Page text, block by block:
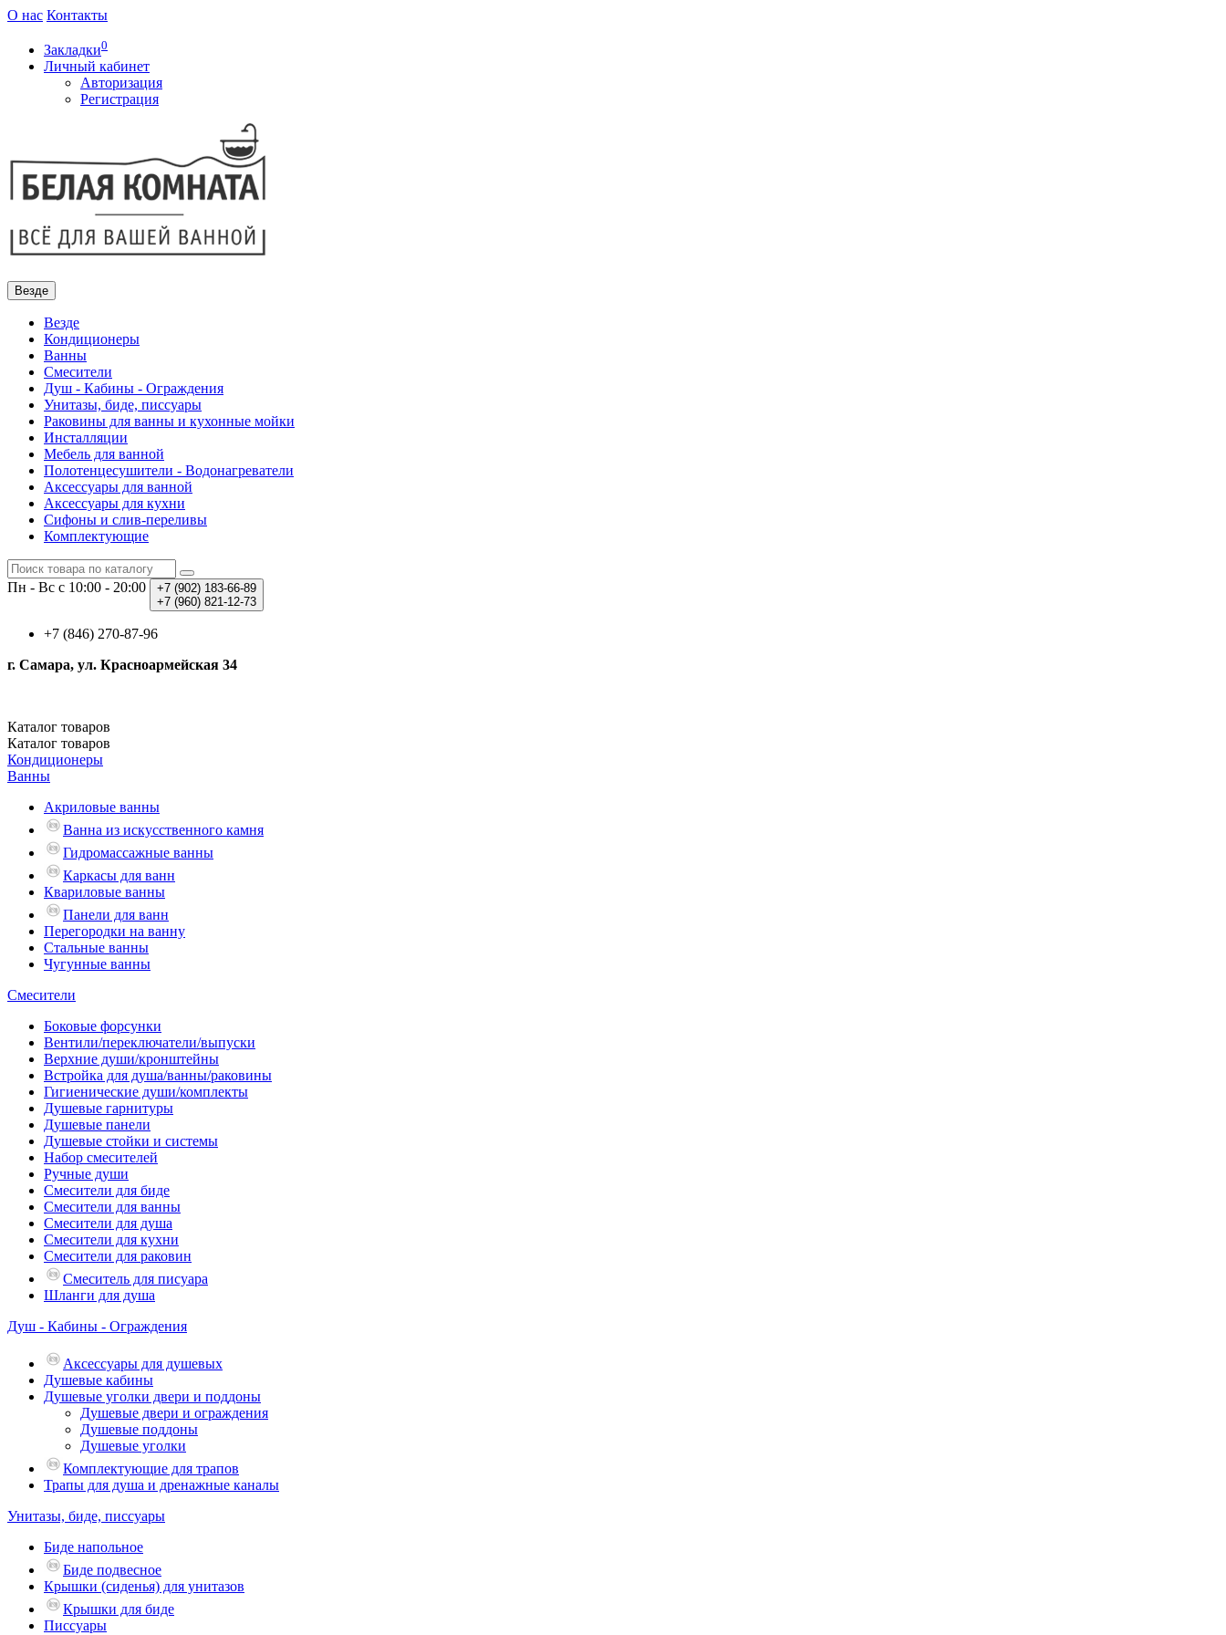
О нас Контакты
Закладки0
Личный кабинет
Авторизация
Регистрация
Везде
Везде
Кондиционеры
Ванны
Смесители
Душ - Кабины - Ограждения
Унитазы, биде, писсуары
Раковины для ванны и кухонные мойки
Инсталляции
Мебель для ванной
Полотенцесушители - Водонагреватели
Аксессуары для ванной
Аксессуары для кухни
Сифоны и слив-переливы
Комплектующие
Пн - Вс с 10:00 - 20:00 +7 (902) 183-66-89
+7 (960) 821-12-73
+7 (846) 270-87-96
г. Самара, ул. Красноармейская 34
Каталог товаров
Каталог товаров
Кондиционеры
Ванны
Акриловые ванны
Ванна из искусственного камня
Гидромассажные ванны
Каркасы для ванн
Квариловые ванны
Панели для ванн
Перегородки на ванну
Стальные ванны
Чугунные ванны
Смесители
Боковые форсунки
Вентили/переключатели/выпуски
Верхние души/кронштейны
Встройка для душа/ванны/раковины
Гигиенические души/комплекты
Душевые гарнитуры
Душевые панели
Душевые стойки и системы
Набор смесителей
Ручные души
Смесители для биде
Смесители для ванны
Смесители для душа
Смесители для кухни
Смесители для раковин
Смеситель для писуара
Шланги для душа
Душ - Кабины - Ограждения
Аксессуары для душевых
Душевые кабины
Душевые уголки двери и поддоны
Душевые двери и ограждения
Душевые поддоны
Душевые уголки
Комплектующие для трапов
Трапы для душа и дренажные каналы
Унитазы, биде, писсуары
Биде напольное
Биде подвесное
Крышки (сиденья) для унитазов
Крышки для биде
Писсуары